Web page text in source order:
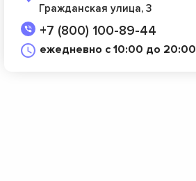
Гражданская улица, 3
+7 (800) 100-89-44
ежедневно с 10:00 до 20:00